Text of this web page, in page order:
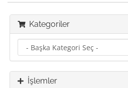
Kategoriler
İşlemler